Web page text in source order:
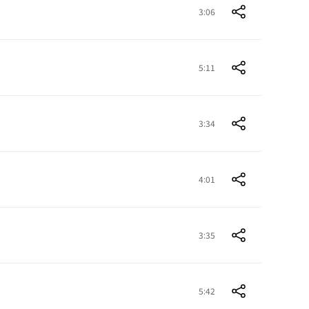
3:06
5:11
3:34
4:01
3:35
5:42